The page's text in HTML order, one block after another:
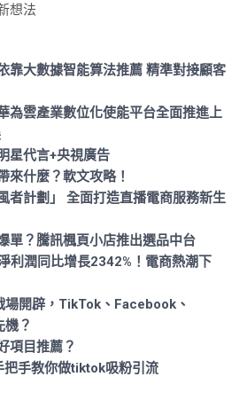
想法
靠大數據智能算法推薦 精準對接顧客
為雲產業數位化使能平台全面推進上
星代言+央視廣告
來什麼？軟文攻略！
者計劃」 全面打造直播電商服務新生
單？騰訊楓頁小店推出選品中台
利潤同比增長2342%！電商熱潮下
場開辟，TikTok、Facebook、
？
項目推薦？
手教你做tiktok吸粉引流